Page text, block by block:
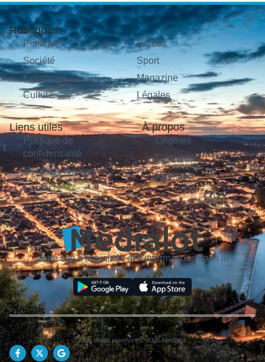
Rubriques
Politique
Société
Économie
Culture
Sorties
Sport
Magazine
Légales
Liens utiles
Politique de
confidentialité
Mentions légales
Contact
À propos
Origines
Carrières
Publicité
Votre site d'actualités et d'informations dans le
département du Lot (46).
Tous droits réservés © 2026 Medialot.